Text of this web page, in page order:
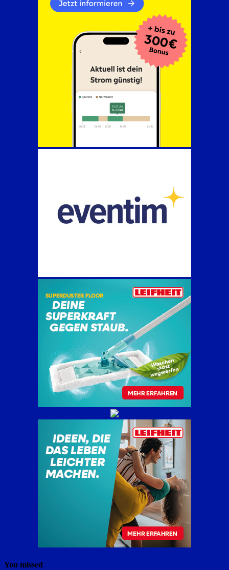
You missed